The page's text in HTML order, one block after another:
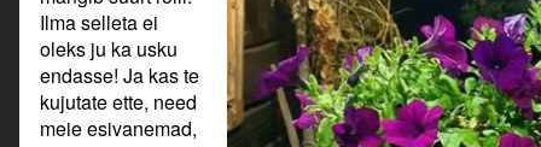
Ilma selleta ei
oleks ju ka usku
endasse! Ja kas te
kujutate ette, need
meie esivanemad,